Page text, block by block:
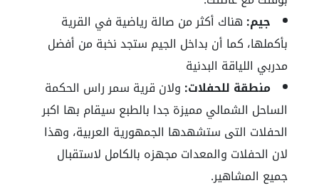
جيم: هناك أكثر من صالة رياضية في القرية
بأكملها، كما أن بداخل الجيم ستجد نخبة من أفضل
مدربي اللياقة البدنية
منطقة للحفلات: ولان قرية سمر راس الحكمة
الساحل الشمالي مميزة جدا بالطبع سيقام بها اكبر
الحفلات التى ستشهدها الجمهورية العربية، وهذا
لان الحفلات والمعدات مجهزه بالكامل لاستقبال
جميع المشاهير.